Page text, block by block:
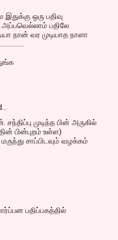
ஒரு பதிவு
பதிலே
நான் வர முடியாத நாளா
முடிந்த பின் அருகில்
பின்புறம் உள்ள)
சாப்பிடவும் வழக்கம்
பதிப்பகத்தில்